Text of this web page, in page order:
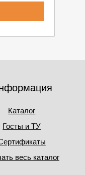
Каталог
Госты и ТУ
весь каталог